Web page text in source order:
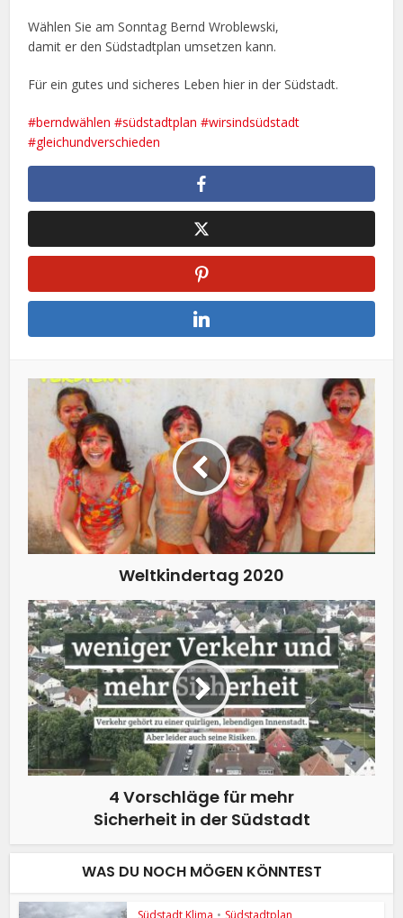
Wählen Sie am Sonntag Bernd Wroblewski,
damit er den Südstadtplan umsetzen kann.
Für ein gutes und sicheres Leben hier in der Südstadt.
#berndwählen #südstadtplan #wirsindsüdstadt
#gleichundverschieden
Weltkindertag 2020
4 Vorschläge für mehr
Sicherheit in der Südstadt
WAS DU NOCH MÖGEN KÖNNTEST